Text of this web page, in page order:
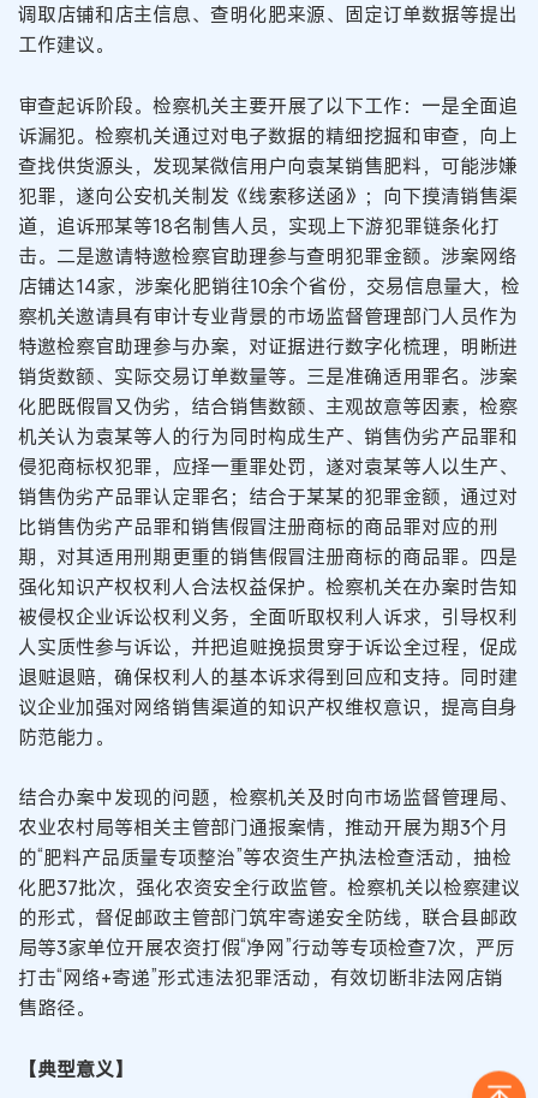
调取店铺和店主信息、查明化肥来源、固定订单数据等提出
工作建议。
审查起诉阶段。检察机关主要开展了以下工作：一是全面追
诉漏犯。检察机关通过对电子数据的精细挖掘和审查，向上
查找供货源头，发现某微信用户向袁某销售肥料，可能涉嫌
犯罪，遂向公安机关制发《线索移送函》；向下摸清销售渠
道，追诉邢某等18名制售人员，实现上下游犯罪链条化打
击。二是邀请特邀检察官助理参与查明犯罪金额。涉案网络
店铺达14家，涉案化肥销往10余个省份，交易信息量大，检
察机关邀请具有审计专业背景的市场监督管理部门人员作为
特邀检察官助理参与办案，对证据进行数字化梳理，明晰进
销货数额、实际交易订单数量等。三是准确适用罪名。涉案
化肥既假冒又伪劣，结合销售数额、主观故意等因素，检察
机关认为袁某等人的行为同时构成生产、销售伪劣产品罪和
侵犯商标权犯罪，应择一重罪处罚，遂对袁某等人以生产、
销售伪劣产品罪认定罪名；结合于某某的犯罪金额，通过对
比销售伪劣产品罪和销售假冒注册商标的商品罪对应的刑
期，对其适用刑期更重的销售假冒注册商标的商品罪。四是
强化知识产权权利人合法权益保护。检察机关在办案时告知
被侵权企业诉讼权利义务，全面听取权利人诉求，引导权利
人实质性参与诉讼，并把追赃挽损贯穿于诉讼全过程，促成
退赃退赔，确保权利人的基本诉求得到回应和支持。同时建
议企业加强对网络销售渠道的知识产权维权意识，提高自身
防范能力。
结合办案中发现的问题，检察机关及时向市场监督管理局、
农业农村局等相关主管部门通报案情，推动开展为期3个月
的“肥料产品质量专项整治”等农资生产执法检查活动，抽检
化肥37批次，强化农资安全行政监管。检察机关以检察建议
的形式，督促邮政主管部门筑牢寄递安全防线，联合县邮政
局等3家单位开展农资打假“净网”行动等专项检查7次，严厉
打击“网络+寄递”形式违法犯罪活动，有效切断非法网店销
售路径。
【典型意义】